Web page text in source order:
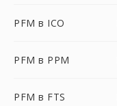
PFM в ICO
PFM в PPM
PFM в FTS